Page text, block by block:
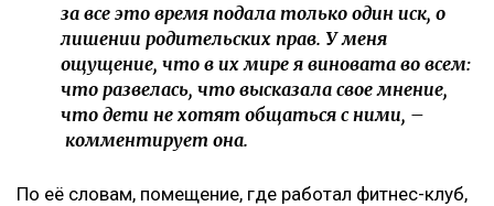
за все это время подала только один иск, о
лишении родительских прав. У меня
ощущение, что в их мире я виновата во всем:
что развелась, что высказала свое мнение,
что дети не хотят общаться с ними, –
комментирует она.
По её словам, помещение, где работал фитнес-клуб,